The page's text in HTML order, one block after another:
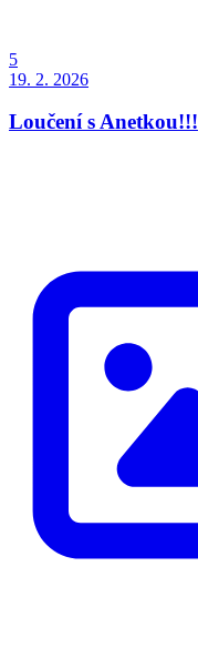
5
19. 2. 2026
Loučení s Anetkou!!!